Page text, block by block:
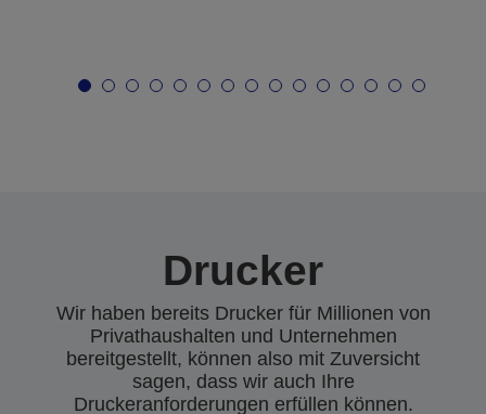
Drucker
Wir haben bereits Drucker für Millionen von
Privathaushalten und Unternehmen
bereitgestellt, können also mit Zuversicht
sagen, dass wir auch Ihre
Druckeranforderungen erfüllen können.